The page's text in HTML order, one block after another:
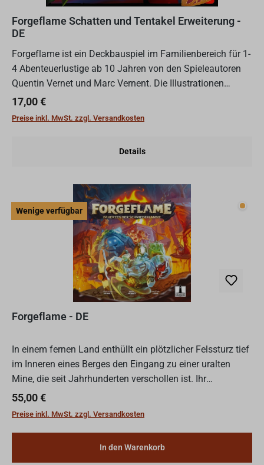
Forgeflame Schatten und Tentakel Erweiterung -
DE
Forgeflame ist ein Deckbauspiel im Familienbereich für 1-
4 Abenteuerlustige ab 10 Jahren von den Spieleautoren
Quentin Vernet und Marc Vernent. Die Illustrationen
Regulärer Preis:
17,00 €
Preise inkl. MwSt. zzgl. Versandkosten
Details
Wenige verfügbar
Forgeflame - DE
In einem fernen Land enthüllt ein plötzlicher Felssturz tief
im Inneren eines Berges den Eingang zu einer uralten
Mine, die seit Jahrhunderten verschollen ist. Ihr
Name? Forgeflame - ein Name, der die Herzen der Abent...
Regulärer Preis:
55,00 €
Preise inkl. MwSt. zzgl. Versandkosten
In den Warenkorb